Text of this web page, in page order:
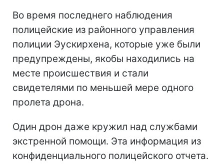
Во время последнего наблюдения
полицейские из районного управления
полиции Эускирхена, которые уже были
предупреждены, якобы находились на
месте происшествия и стали
свидетелями по меньшей мере одного
пролета дрона.
Один дрон даже кружил над службами
экстренной помощи. Эта информация из
конфиденциального полицейского отчета.